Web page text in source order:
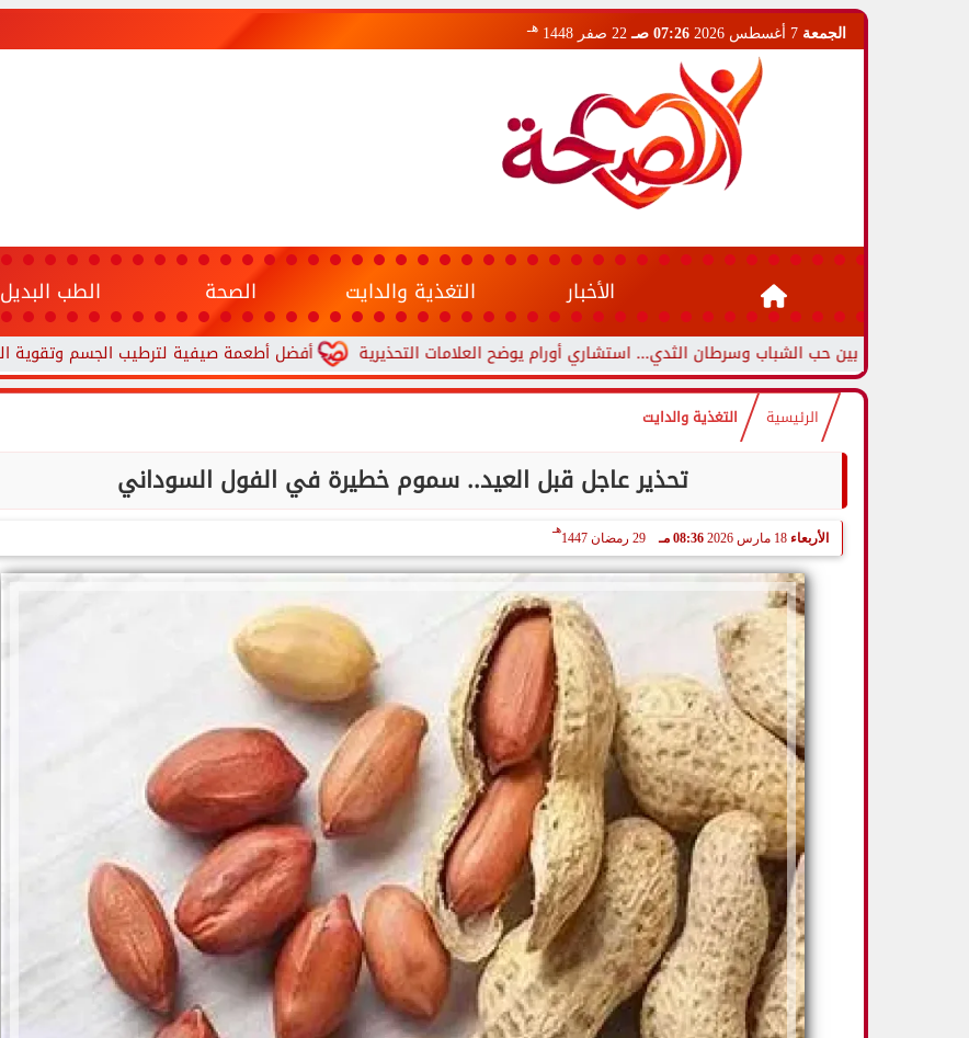
الجمعة 07:26 صـ 22 صفر 1448 هـ
الأخبار التغذية والدايت الصحة الطب البديل
أفضل أطعمة صيفية لترطيب الجسم وتقوية المناعة.. 10 خيارات تحارب الجفاف والحر بين حب الشباب وسرطان الثدي... استشاري أورام يوضح العلامات التحذيرية
الرئيسية التغذية والدايت
تحذير عاجل قبل العيد.. سموم خطيرة في الفول السوداني
الأربعاء 18 مارس 2026 08:36 مـ 29 رمضان 1447
هـ